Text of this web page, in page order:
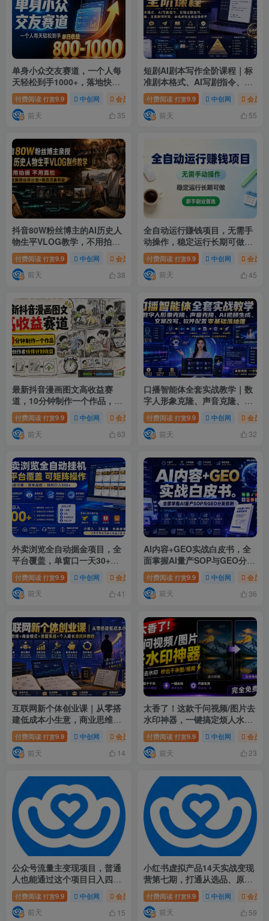
单身小众交友赛道，一个人每
天轻松到手1000+，落地快、
见效稳【揭秘】
付费阅读 打赏9.9 中创网 会员免费 # 揭秘 # 单身小众交友赛道 # 一
前天 35
短剧AI剧本写作全阶课程｜标
准剧本格式、AI写剧指令、投
稿过稿技巧、网文改编、主线
剧情把控、审稿避坑全套实操
教学
付费阅读 打赏9.9 中创网 会员免
前天 55
抖音80W粉丝博主的AI历史人
物生平VLOG教学，不用拍摄
不用露脸，AI帮你搞定，轻松
解锁伙伴计划+精选收益
付费阅读 打赏9.9 中创网 会员免费 # 轻松解锁伙伴计划 # 抖音80W粉丝
前天 38
全自动运行賺钱项目，无需手
动操作，稳定运行长期可做，
新手副业首选【揭秘】
付费阅读 打赏9.9 中创网 会员免
前天 45
最新抖音漫画图文高收益赛
道，10分钟制作一个作品，稳
拿创作者伙伴计划收益
付费阅读 打赏9.9 中创网 会员免费 # 最新抖音漫画图文高收益赛道 # 10
前天 63
口播智能体全套实战教学｜数
字人形象克隆、声音克隆、AI
视频生成、文案改写、软件配
置零基础落地课
付费阅读 打赏9.9 中创网 会员免
前天 32
外卖浏览全自动掘金项目，全
平台覆盖，单窗口一天30+，
可批量矩阵做，轻松日入500+
【揭秘】
付费阅读 打赏9.9 中创网 会员免费 # 轻松日入500 # 外卖浏览全自动掘
前天 41
AI内容+GEO实战白皮书，全
面掌握AI量产SOP与GEO分发
机制【文档】
付费阅读 打赏9.9 中创网 会员免
前天 36
互联网新个体创业课｜从零搭
建低成本小生意，商业思维
+商业模式+流量实战+个人成
长全闭环教程
付费阅读 打赏9.9 中创网 会员免费 # 互联网新个体创业课 # 从零搭建低
前天 14
太香了！这款千问视频/图片去
水印神器，一键搞定烦人水
印，本地完全免费，浏览器拓
展插件
付费阅读 打赏9.9 中创网 会员免
前天 23
公众号流量主变现项目，普通
人也能通过这个项目日入四位
数(更新26年8月)
付费阅读 打赏9.9 中创网 会员免费 # 公众号流量主变现项目 # 普通人
前天 15
小红书虚拟产品14天实战变现
营第七期，打通从选品、原创
产品、内容引流到多渠道成交
全链路
付费阅读 打赏9.9 中创网 会员免
前天 59